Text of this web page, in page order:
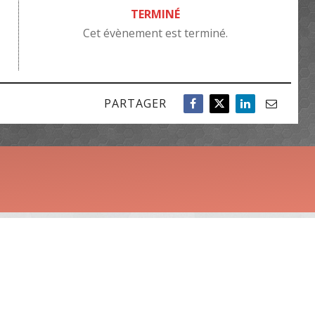
TERMINÉ
Cet évènement est terminé.
PARTAGER